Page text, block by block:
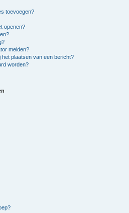
toevoegen?
openen?
melden?
plaatsen van een bericht?
worden?